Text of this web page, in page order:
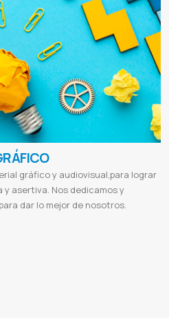
gráfico y audiovisual,para lograr
asertiva. Nos dedicamos y
dar lo mejor de nosotros.